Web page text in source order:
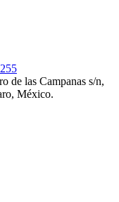
de las Campanas s/n,
México.